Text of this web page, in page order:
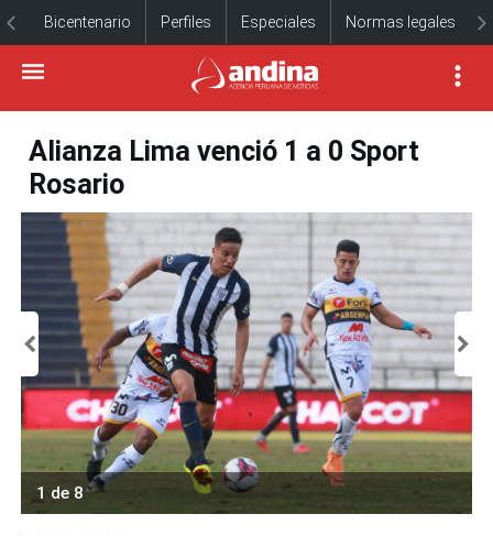
Bicentenario Perfiles Especiales Normas legales
Alianza Lima venció 1 a 0 Sport
Rosario
1 de 8